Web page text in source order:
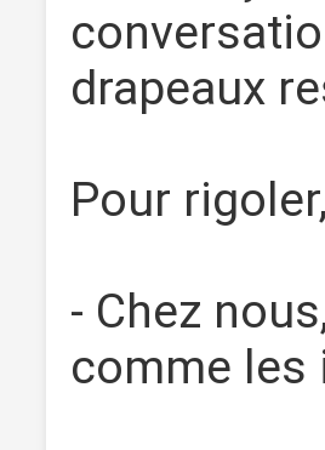
drapeaux
Pour
- Chez
comme les